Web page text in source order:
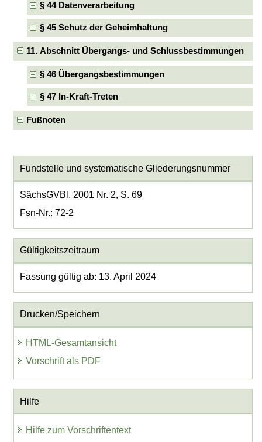
§ 44 Datenverarbeitung
§ 45 Schutz der Geheimhaltung
11. Abschnitt Übergangs- und Schlussbestimmungen
§ 46 Übergangsbestimmungen
§ 47 In-Kraft-Treten
Fußnoten
Fundstelle und systematische Gliederungsnummer
SächsGVBl. 2001 Nr. 2, S. 69
Fsn-Nr.: 72-2
Gültigkeitszeitraum
Fassung gültig ab: 13. April 2024
Drucken/Speichern
HTML-Gesamtansicht
Vorschrift als PDF
Hilfe
Hilfe zum Vorschriftentext